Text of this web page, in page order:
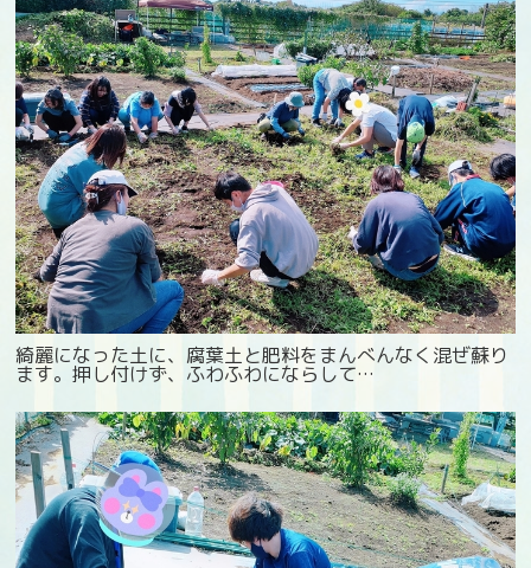
綺麗になった土に、腐葉土と肥料をまんべんなく混ぜ蘇り
ます。押し付けず、ふわふわにならして…